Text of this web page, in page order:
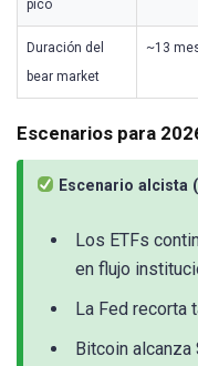
pico
Duración del
bear market
~13
Escenarios para
Escenario alcista
Los ETFs
en flujo
La Fed recorta
Bitcoin